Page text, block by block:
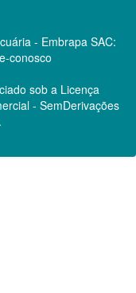
- Embrapa SAC:
conosco
sob a Licença
- SemDerivações